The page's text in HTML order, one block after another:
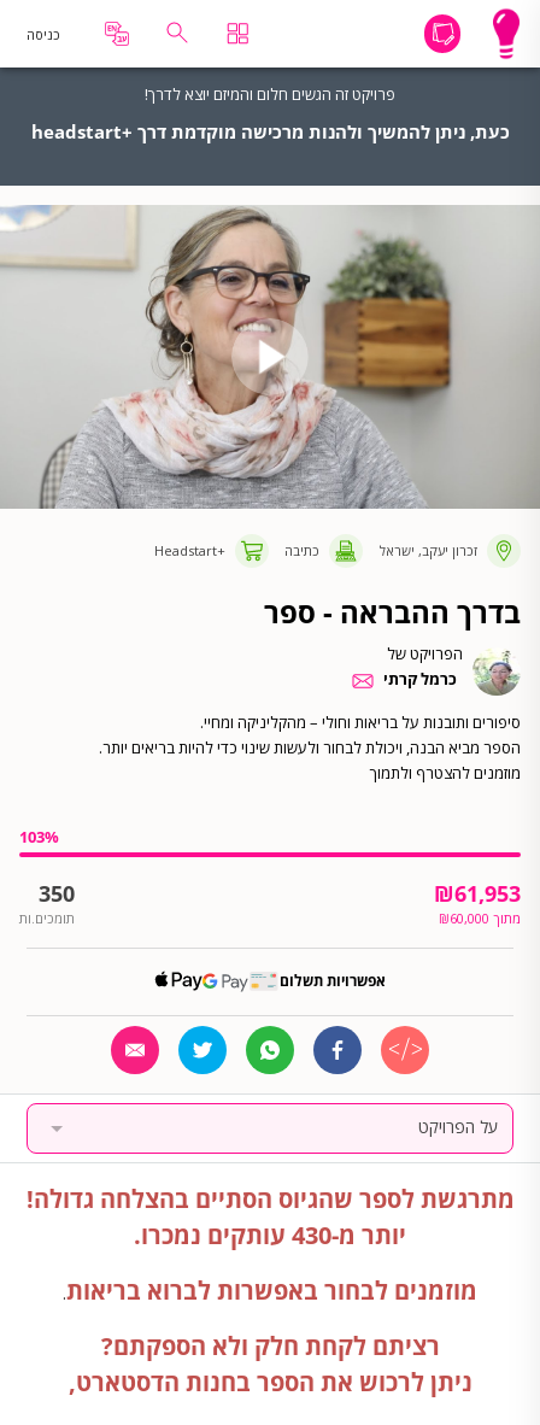
כניסה
פרויקט זה הגשים חלום והמיזם יוצא לדרך!
כעת, ניתן להמשיך ולהנות מרכישה מוקדמת דרך +headstart
זכרון יעקב, ישראל כתיבה +Headstart
בדרך ההבראה - ספר
הפרויקט של
כרמל קרתי
103%
₪61,953
מתוך ₪60,000
350
תומכים.ות
אפשרויות תשלום
על הפרויקט
מתרגשת לספר שהגיוס הסתיים בהצלחה גדולה!
יותר מ-430 עותקים נמכרו
.
מוזמנים לבחור באפשרות לברוא בריאות.
רציתם לקחת חלק ולא הספקתם?
ניתן לרכוש את הספר בחנות הדסטארט,